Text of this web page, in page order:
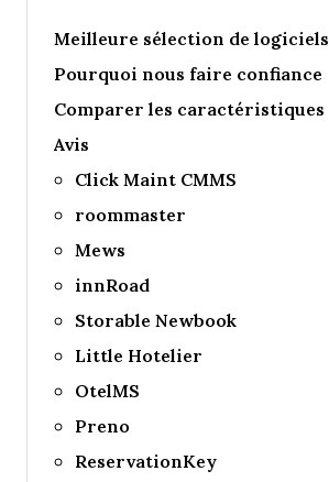
Meilleure sélection de logiciels
Pourquoi nous faire confiance
Comparer les caractéristiques
Avis
Click Maint CMMS
roommaster
Mews
innRoad
Storable Newbook
Little Hotelier
OtelMS
Preno
ReservationKey